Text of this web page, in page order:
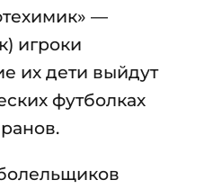
—
игроки
их дети выйдут
футболках